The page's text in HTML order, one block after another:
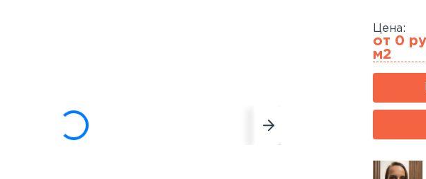
Цена:
от 0
м2